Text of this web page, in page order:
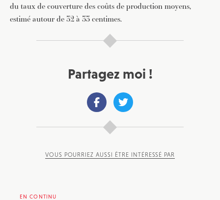
du taux de couverture des coûts de production moyens,
estimé autour de 32 à 33 centimes.
Partagez moi !
VOUS POURRIEZ AUSSI ÊTRE INTÉRESSÉ PAR
EN CONTINU